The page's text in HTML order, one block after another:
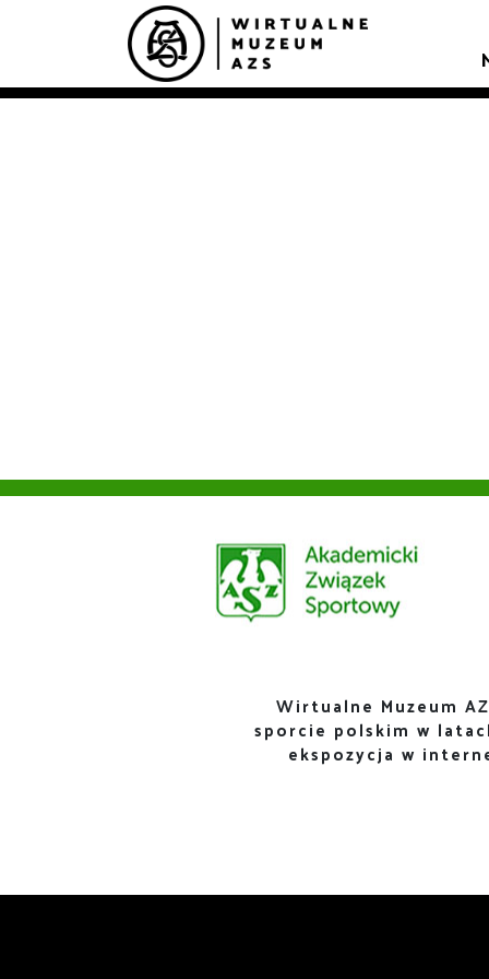
Wirtualne Muzeum
sporcie polskim w
ekspozycja w